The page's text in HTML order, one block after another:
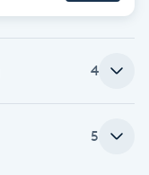
4
5